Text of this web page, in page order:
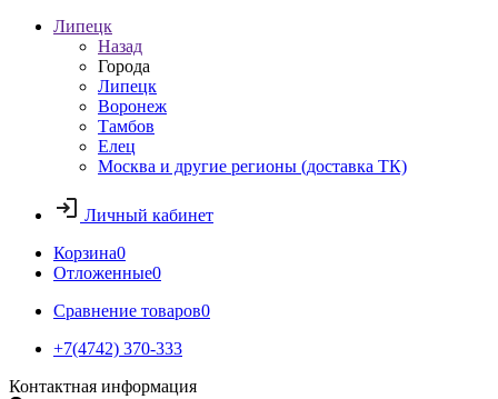
Липецк
Назад
Города
Липецк
Воронеж
Тамбов
Елец
Москва и другие регионы (доставка ТК)
Личный кабинет
Корзина0
Отложенные0
Сравнение товаров0
+7(4742) 370-333
Контактная информация